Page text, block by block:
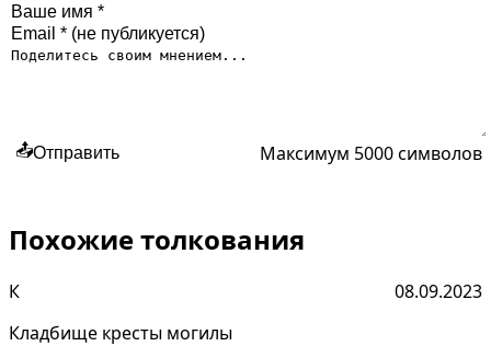
📤Отправить Максимум 5000 символов
Похожие толкования
К
08.09.2023
Кладбище кресты могилы